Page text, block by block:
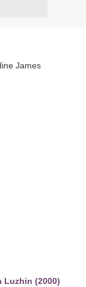
James
Luzhin (2000)